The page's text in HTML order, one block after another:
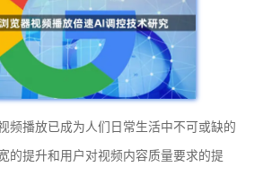
频播放已成为人们日常生活中不可或缺的
的提升和用户对视频内容质量要求的提